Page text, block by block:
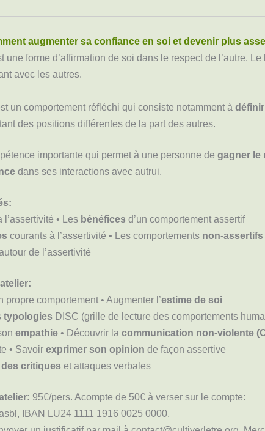
augmenter sa confiance en soi et devenir plus
une forme d’affirmation de soi dans le respect de l’autre.
avec les autres.
un comportement réfléchi qui consiste notamment à
des positions différentes de la part des autres.
importante qui permet à une personne de gagner le
dans ses interactions avec autrui.
l’assertivité • Les bénéfices d’un comportement assertif
courants à l’assertivité • Les comportements non-assertifs
de l’assertivité
propre comportement • Augmenter l’estime de soi
typologies DISC (grille de lecture des comportements
empathie• Découvrir la communication non-violente
• Savoir exprimer son opinion de façon assertive
critiques et attaques verbales
95€/pers. Acompte de 50€ à verser sur le compte:
IBAN LU24 1111 1916 0025 0000,